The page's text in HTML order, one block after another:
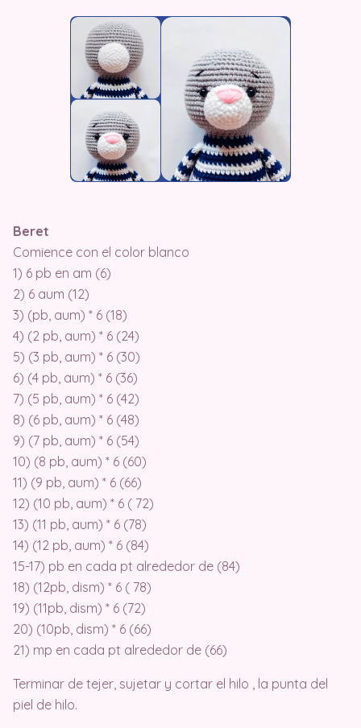
Beret
Comience con el color blanco
1) 6 pb en am (6)
2) 6 aum (12)
3) (pb, aum) * 6 (18)
4) (2 pb, aum) * 6 (24)
5) (3 pb, aum) * 6 (30)
6) (4 pb, aum) * 6 (36)
7) (5 pb, aum) * 6 (42)
8) (6 pb, aum) * 6 (48)
9) (7 pb, aum) * 6 (54)
10) (8 pb, aum) * 6 (60)
11) (9 pb, aum) * 6 (66)
12) (10 pb, aum) * 6 ( 72)
13) (11 pb, aum) * 6 (78)
14) (12 pb, aum) * 6 (84)
15-17) pb en cada pt alrededor de (84)
18) (12pb, dism) * 6 ( 78)
19) (11pb, dism) * 6 (72)
20) (10pb, dism) * 6 (66)
21) mp en cada pt alrededor de (66)
Terminar de tejer, sujetar y cortar el hilo , la punta del
piel de hilo.